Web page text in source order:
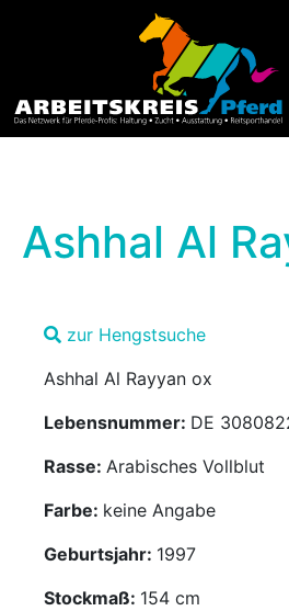
Termine
Gütesiegel
Mediathek
Ashhal Al
zur Hengstsuche
Ashhal Al Rayyan ox
Lebensnummer: DE
Rasse: Arabisches Vollblut
Farbe: keine Angabe
Geburtsjahr: 1997
Stockmaß: 154 cm